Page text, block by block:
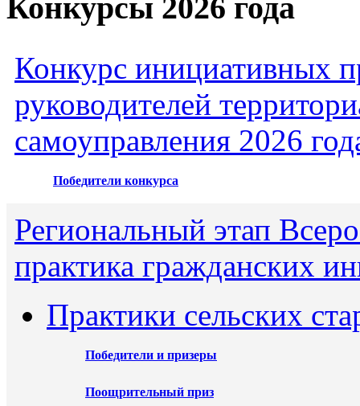
Конкурсы 2026 года
Конкурс инициативных
руководителей
самоуправления 2026
Победители конкурса
Региональный этап
практика гражданских
Практики сельских
Победители и призеры
Поощрительный приз